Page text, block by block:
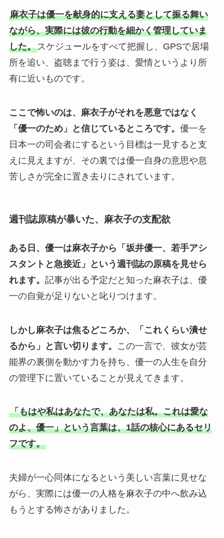
麻衣子は優一を献身的に支える妻として振る舞い
ながら、実際には彼の行動を細かく管理していま
した。スケジュールをすべて把握し、GPSで居場
所を追い、盗聴まで行う姿は、愛情というより所
有に近いものです。
ここで怖いのは、麻衣子がそれを悪意ではなく
「優一のため」と信じているところです。 優一を
日本一の司会者にするという目標は一見すると支
えに見えますが、その裏では優一自身の意思や息
苦しさが完全に置き去りにされています。
週刊誌原稿が暴いた、麻衣子の支配欲
ある日、優一は麻衣子から「坂井優一、若手アシ
スタントと急接近」という週刊誌の原稿を見せら
れます。 記事が出る予定だと知った麻衣子は、優
一の自覚が足りないと叱りつけます。
しかし麻衣子は焦るどころか、「これくらい潰せ
るから」と言い切ります。
この一言で、彼女が芸
能界の裏側を動かす力を持ち、優一の人生を自分
の管理下に置いていることが見えてきます。
「もはや私はあなたで、あなたは私。これは愛な
のよ、優一」という言葉は、1話の核心にあるセリ
フです。
夫婦が一心同体になるという美しい言葉に見せな
がら、実際には優一の人格を麻衣子の中へ飲み込
もうとする怖さがありました。